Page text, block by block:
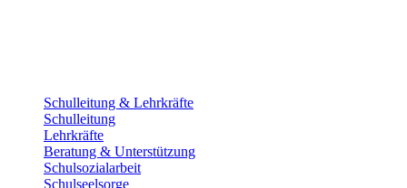
Schulleitung & Lehrkräfte
Schulleitung
Lehrkräfte
Beratung & Unterstützung
Schulsozialarbeit
Schulseelsorge